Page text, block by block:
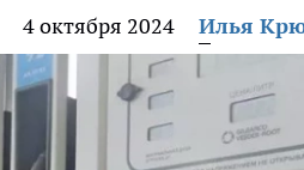
4 октября 2024 Илья